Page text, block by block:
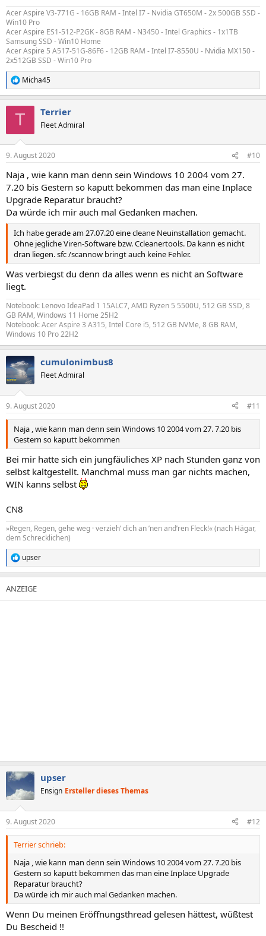
Acer Aspire V3-771G - 16GB RAM - Intel I7 - Nvidia GT650M - 2x 500GB SSD -
Win10 Pro
Acer Aspire ES1-512-P2GK - 8GB RAM - N3450 - Intel Graphics - 1x1TB
Samsung SSD - Win10 Home
Acer Aspire 5 A517-51G-86F6 - 12GB RAM - Intel I7-8550U - Nvidia MX150 -
2x512GB SSD - Win10 Pro
R
e
e
:
Micha45
T Terrier
Fleet Admiral
9. August 2020 #10
Naja , wie kann man denn sein Windows 10 2004 vom 27.
7.20 bis Gestern so kaputt bekommen das man eine Inplace
Upgrade Reparatur braucht?
Da würde ich mir auch mal Gedanken machen.
Ich habe gerade am 27.07.20 eine cleane Neuinstallation gemacht.
Ohne jegliche Viren-Software bzw. Ccleanertools. Da kann es nicht
dran liegen. sfc /scannow bringt auch keine Fehler.
Was verbiegst du denn da alles wenn es nicht an Software
liegt.
Notebook: Lenovo IdeaPad 1 15ALC7, AMD Ryzen 5 5500U, 512 GB SSD, 8
GB RAM, Windows 11 Home 25H2
Notebook: Acer Aspire 3 A315, Intel Core i5, 512 GB NVMe, 8 GB RAM,
Windows 10 Pro 22H2
cumulonimbus8
Fleet Admiral
9. August 2020 #11
Naja , wie kann man denn sein Windows 10 2004 vom 27. 7.20 bis
Gestern so kaputt bekommen
Bei mir hatte sich ein jungfäuliches XP nach Stunden ganz von
selbst kaltgestellt. Manchmal muss man gar nichts machen,
WIN kanns selbst
CN8
»Regen, Regen, gehe weg · verzieh’ dich an ’nen and’ren Fleck!« (nach Hägar,
dem Schrecklichen)
R
e
a
k
t
upser
upser
Ensign Ersteller dieses Themas
9. August 2020 #12
Terrier schrieb:
Naja , wie kann man denn sein Windows 10 2004 vom 27. 7.20 bis
Gestern so kaputt bekommen das man eine Inplace Upgrade
Reparatur braucht?
Da würde ich mir auch mal Gedanken machen.
Wenn Du meinen Eröffnungsthread gelesen hättest, wüßtest
Du Bescheid !!